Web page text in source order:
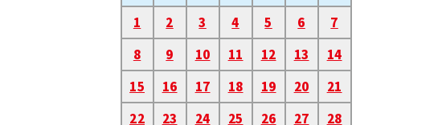
1
2 3 4 5 6
7
8
9 10 11 12 13
14
15
16 17 18 19 20
21
22
23 24 25 26 27
28